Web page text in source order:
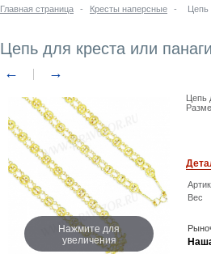
Главная страница - Кресты наперсные - Цепь
Цепь для креста или
← →
Нажмите для
увеличения
Цепь
Вес